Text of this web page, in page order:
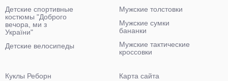
Детские спортивные
костюмы "Доброго
вечора, ми з
України"
Детские велосипеды
Мужские толстовки
Мужские сумки
бананки
Мужские тактические
кроссовки
Куклы Реборн
Карта сайта